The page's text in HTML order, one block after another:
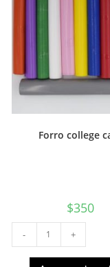
Forro college
$350
Forro
college
cafe
cantidad
- +